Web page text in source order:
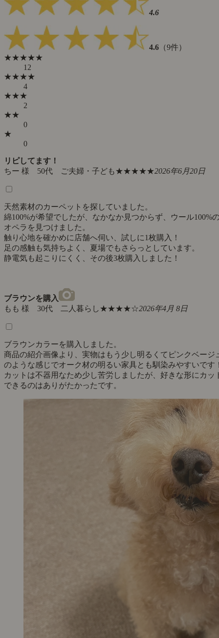
4.6
4.6 （9件）
★★★★★
12
★★★★
4
★★★
2
★★
0
★
0
リピしてます！
ちー 様 50代 ご夫婦・子ども★★★★★2026年6月20日
天然素材のカーペットを探していました。
綿100%が希望でしたが、なかなか見つからず、ウール100%
オペラを見つけました。
触り心地を確かめに店舗へ伺い、試しに1枚購入！
足の感触も気持ちよく、夏場でもさらっとしています。
静電気も起こりにくく、その後3枚購入しました！
ブラウンを購入
もも 様 30代 二人暮らし★★★★☆2026年4月 8日
ブラウンカラーを購入しました。
商品の紹介画像より、実物はもう少し明るくてピンクベージ
のような感じでオーク材の明るい家具とも馴染みやすいです
カットは不器用なため少し苦労しましたが、好きな形にカッ
できるのはありがたかったです。